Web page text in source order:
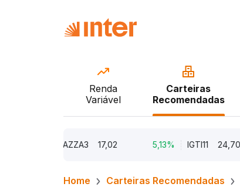
Renda
Variável
Carteiras
Recomendadas
17,02 IGTI11 24,70
Home Carteiras Recomendadas